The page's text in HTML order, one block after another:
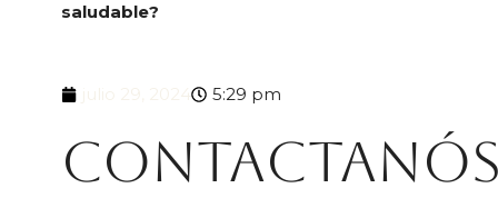
saludable?
5:29 pm